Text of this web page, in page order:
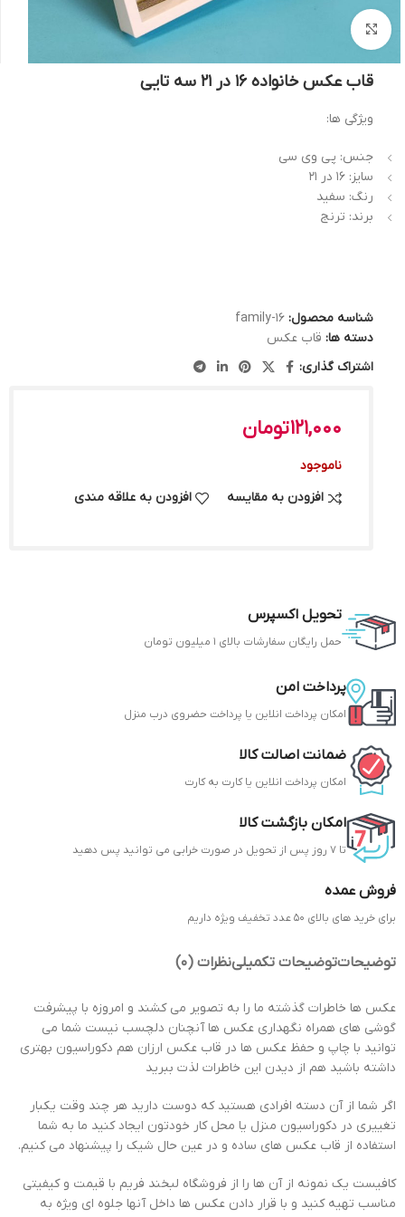
بزرگنمایی تصویر
قاب عکس خانواده 16 در 21 سه تایی
ویژگی ها:
جنس: پی وی سی
سایز: 16 در 21
رنگ: سفید
برند: ترنج
شناسه محصول: family-16
دسته ها: قاب عکس
اشتراک گذاری:
121,000تومان
ناموجود
افزودن به مقایسه
افزودن به علاقه مندی
تحویل اکسپرس
حمل رایگان سفارشات بالای 1 میلیون تومان
پرداخت امن
امکان پرداخت انلاین یا پرداخت حضروی درب منزل
ضمانت اصالت کالا
امکان پرداخت انلاین یا کارت به کارت
امکان بازگشت کالا
تا 7 روز پس از تحویل در صورت خرابی می توانید پس دهید
فروش عمده
برای خرید های بالای 50 عدد تخفیف ویژه داریم
توضیحاتتوضیحات تکمیلینظرات (0)
عکس ها خاطرات گذشته ما را به تصویر می کشند و امروزه با پیشرفت
گوشی های همراه نگهداری عکس ها آنچنان دلچسب نیست شما می
توانید با چاپ و حفظ عکس ها در قاب عکس ارزان هم دکوراسیون بهتری
داشته باشید هم از دیدن این خاطرات لذت ببرید
اگر شما از آن دسته افرادی هستید که دوست دارید هر چند وقت یکبار
تغییری در دکوراسیون منزل یا محل کار خودتون ایجاد کنید ما به شما
استفاده از قاب عکس های ساده و در عین حال شیک را پیشنهاد می کنیم.
کافیست یک نمونه از آن ها را از فروشگاه لبخند فریم با قیمت و کیفیتی
مناسب تهیه کنید و با قرار دادن عکس ها داخل آنها جلوه ای ویژه به